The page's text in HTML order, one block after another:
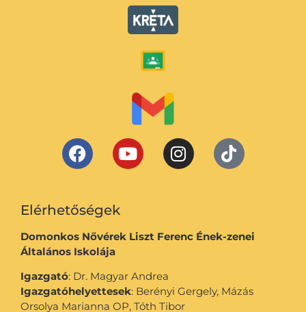
Elérhetőségek
Domonkos Nővérek Liszt Ferenc Ének-zenei
Általános Iskolája
Igazgató: Dr. Magyar Andrea
Igazgatóhelyettesek: Berényi Gergely, Mázás
Orsolya Marianna OP, Tóth Tibor